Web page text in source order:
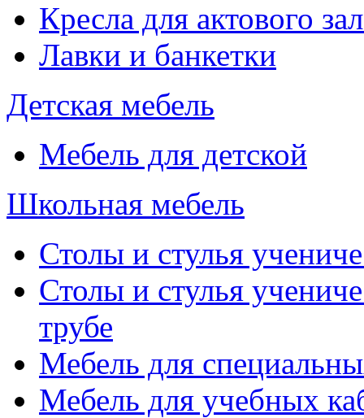
Кресла для актового
Лавки и банкетки
Детская мебель
Мебель для детской
Школьная мебель
Столы и стулья
Столы и стулья
трубе
Мебель для
Мебель для учебных